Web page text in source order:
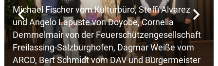
Michael Fischer vom Kulturbüro, Steffi Alvarez
und Angelo Lapuste von Doyobe, Cornelia
Demmelmair von der Feuerschützengesellschaft
Freilassing-Salzburghofen, Dagmar Weiße vom
ARCD, Bert Schmidt vom DAV und Bürgermeister